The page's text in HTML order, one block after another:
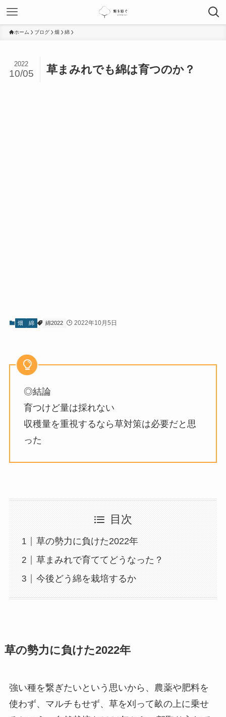
ホーム ブログ 畑 綿
草まみれでも綿は育つのか？
2022
10/05
畑 綿 綿2022 2022年10月5日
◎結論
育つけど量は採れない
収穫量を重視するなら草対策は必要だと思
った
目次
草の勢力に負けた2022年
草まみれで育ててどうなった？
今後どう綿を栽培するか
草の勢力に負けた2022年
強い種を繋ぎたいという思いから、農薬や肥料を
使わず、マルチもせず、草を刈って畝の上に乗せ